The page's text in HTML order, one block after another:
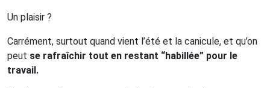
Un plaisir ?
Carrément, surtout quand vient l’été et la canicule, et qu’on
peut se rafraîchir tout en restant “habillée” pour le
travail.